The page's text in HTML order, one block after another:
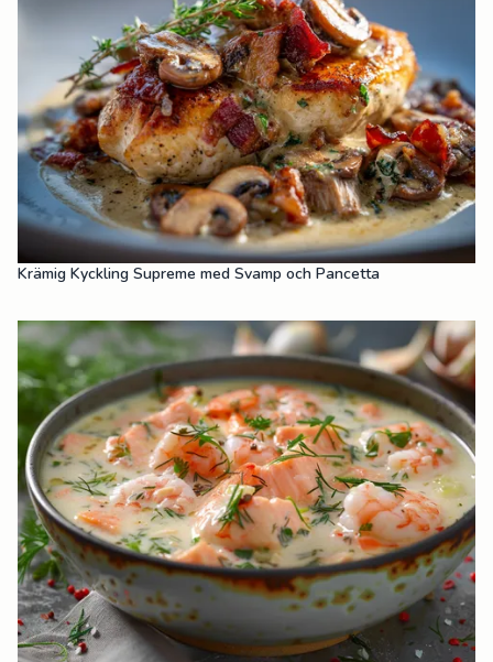
Krämig Kyckling Supreme med Svamp och Pancetta